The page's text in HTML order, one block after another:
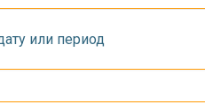
или период